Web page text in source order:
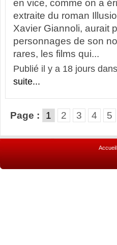
en vice, comme on a
extraite du roman
Xavier Giannoli, aurait
personnages de son
rares, les films qui...
Publié il y a 18 jours dans
suite...
Page : 1 2 3 4 5
Accueil